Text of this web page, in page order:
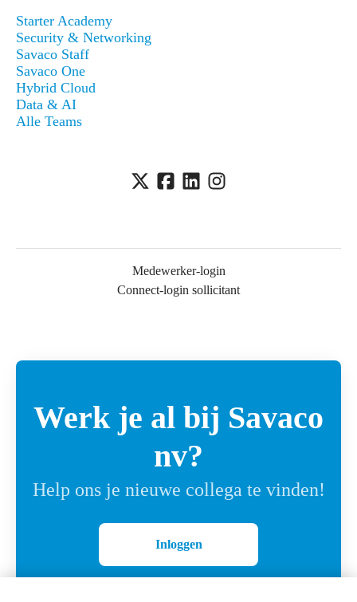
Starter Academy
Security & Networking
Savaco Staff
Savaco One
Hybrid Cloud
Data & AI
Alle Teams
Medewerker-login
Connect-login sollicitant
Werk je al bij Savaco
nv?
Help ons je nieuwe collega te vinden!
Inloggen